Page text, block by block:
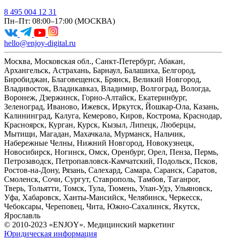
8 495 004 12 31
Пн–Пт: 08:00–17:00 (МОСКВА)
hello@enjoy-digital.ru
Москва, Московская обл., Санкт-Петербург, Абакан,
Архангельск, Астрахань, Барнаул, Балашиха, Белгород,
Биробиджан, Благовещенск, Брянск, Великий Новгород,
Владивосток, Владикавказ, Владимир, Волгоград, Вологда,
Воронеж, Дзержинск, Горно-Алтайск, Екатеринбург,
Зеленоград, Иваново, Ижевск, Иркутск, Йошкар-Ола, Казань,
Калининград, Калуга, Кемерово, Киров, Кострома, Краснодар,
Красноярск, Курган, Курск, Кызыл, Липецк, Люберцы,
Мытищи, Магадан, Махачкала, Мурманск, Нальчик,
Набережные Челны, Нижний Новгород, Новокузнецк,
Новосибирск, Ногинск, Омск, Оренбург, Орел, Пенза, Пермь,
Петрозаводск, Петропавловск-Камчатский, Подольск, Псков,
Ростов-на-Дону, Рязань, Салехард, Самара, Саранск, Саратов,
Смоленск, Сочи, Сургут, Ставрополь, Тамбов, Таганрог,
Тверь, Тольятти, Томск, Тула, Тюмень, Улан-Удэ, Ульяновск,
Уфа, Хабаровск, Ханты-Мансийск, Челябинск, Черкесск,
Чебоксары, Череповец, Чита, Южно-Сахалинск, Якутск,
Ярославль
© 2010-2023 «ENJOY». Медицинский маркетинг
Юридическая информация